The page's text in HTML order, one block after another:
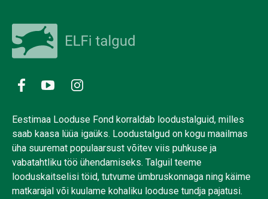
Eestimaa Looduse Fond korraldab loodustalguid, milles
saab kaasa lüüa igaüks. Loodustalgud on kogu maailmas
üha suuremat populaarsust võitev viis puhkuse ja
vabatahtliku töö ühendamiseks. Talguil teeme
looduskaitselisi töid, tutvume ümbruskonnaga ning käime
matkarajal või kuulame kohaliku looduse tundja pajatusi.